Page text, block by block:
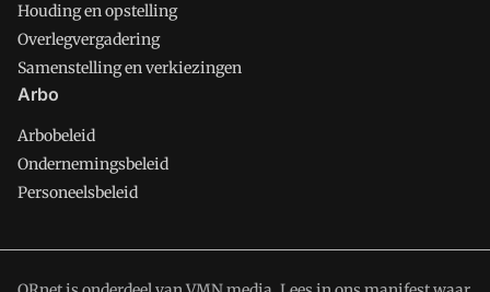
Houding en opstelling
Overlegvergadering
Samenstelling en verkiezingen
Arbo
Arbobeleid
Ondernemingsbeleid
Personeelsbeleid